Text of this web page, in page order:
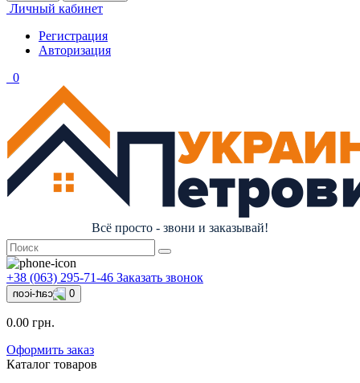
Личный кабинет
Регистрация
Авторизация
0
Всё просто - звони и заказывай!
+38 (063) 295-71-46 Заказать звонок
0
0.00 грн.
Оформить заказ
Каталог товаров